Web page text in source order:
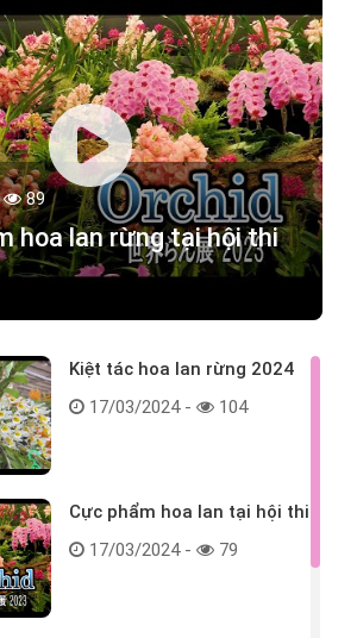
89
hoa lan rừng tại hội thi
Kiệt tác hoa lan rừng 2024
17/03/2024 -
104
Cực phẩm hoa lan tại hội thi
17/03/2024 -
79